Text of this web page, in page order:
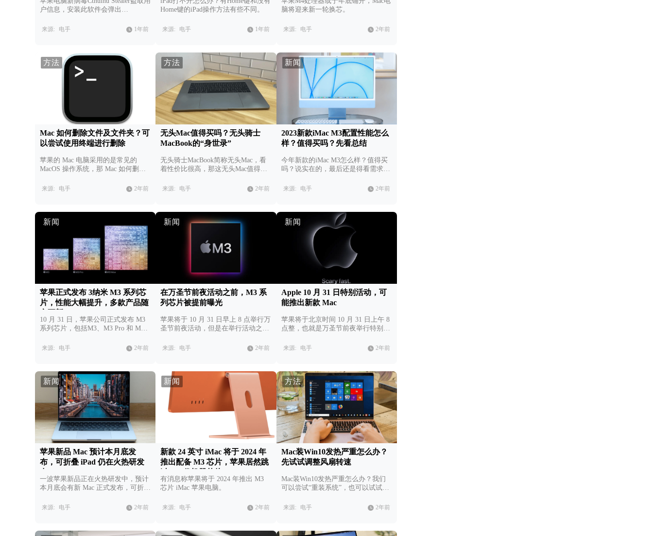
户信息，安装此软件会弹出
来源: 电手 1年前
Home键的iPad操作方法有些不同。
来源: 电手 1年前
脑将迎来新一轮换芯。
来源: 电手 2年前
方法
Mac 如何删除文件及文件夹？可
以尝试使用终端进行删除
苹果的 Mac 电脑采用的是常见的
MacOS 操作系统，那 Mac 如何删除
以使用终端命令进行删除，本文为大
来源: 电手 2年前
方法
无头Mac值得买吗？无头骑士
MacBook的“身世录”
无头骑士MacBook简称无头Mac，看
着性价比很高，那这无头Mac值得买
来源: 电手 2年前
新闻
2023新款iMac M3配置性能怎么
样？值得买吗？先看总结
今年新款的iMac M3怎么样？值得买
吗？说实在的，最后还是得看需求，
来源: 电手 2年前
新闻
苹果正式发布 3纳米 M3 系列芯
片，性能大幅提升，多款产品随
10 月 31 日，苹果公司正式发布 M3
系列芯片，包括M3、M3 Pro 和 M3
产品：iMac 以及 14 和 16 英寸
来源: 电手 2年前
新闻
在万圣节前夜活动之前，M3 系
列芯片被提前曝光
苹果将于 10 月 31 日早上 8 点举行万
圣节前夜活动，但是在举行活动之前
光，我们一起来看一看M3 芯片的一
来源: 电手 2年前
新闻
Apple 10 月 31 日特别活动，可
能推出新款 Mac
苹果将于北京时间 10 月 31 日上午 8
点整，也就是万圣节前夜举行特别活
Mac 系列电脑。
来源: 电手 2年前
新闻
苹果新品 Mac 预计本月底发
布，可折叠 iPad 仍在火热研发
一波苹果新品正在火热研发中，预计
本月底会有新 Mac 正式发布，可折叠
来源: 电手 2年前
新闻
新款 24 英寸 iMac 将于 2024 年
推出配备 M3 芯片，苹果居然跳
有消息称苹果将于 2024 年推出 M3
芯片 iMac 苹果电脑。
来源: 电手 2年前
方法
Mac装Win10发热严重怎么办？
先试试调整风扇转速
Mac装Win10发热严重怎么办？我们
可以尝试“重装系统”，也可以试试拉
来源: 电手 2年前